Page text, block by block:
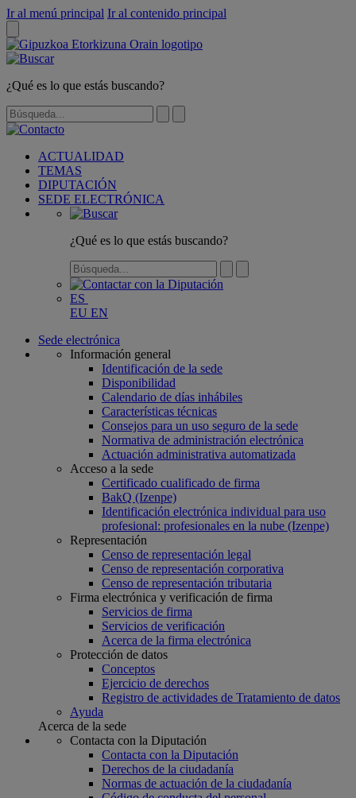
Ir al menú principal Ir al contenido principal
¿Qué es lo que estás buscando?
ACTUALIDAD
TEMAS
DIPUTACIÓN
SEDE ELECTRÓNICA
¿Qué es lo que estás buscando?
ES
EU EN
Sede electrónica
Información general
Identificación de la sede
Disponibilidad
Calendario de días inhábiles
Características técnicas
Consejos para un uso seguro de la sede
Normativa de administración electrónica
Actuación administrativa automatizada
Acceso a la sede
Certificado cualificado de firma
BakQ (Izenpe)
Identificación electrónica individual para uso
profesional: profesionales en la nube (Izenpe)
Representación
Censo de representación legal
Censo de representación corporativa
Censo de representación tributaria
Firma electrónica y verificación de firma
Servicios de firma
Servicios de verificación
Acerca de la firma electrónica
Protección de datos
Conceptos
Ejercicio de derechos
Registro de actividades de Tratamiento de datos
Ayuda
Acerca de la sede
Contacta con la Diputación
Contacta con la Diputación
Derechos de la ciudadanía
Normas de actuación de la ciudadanía